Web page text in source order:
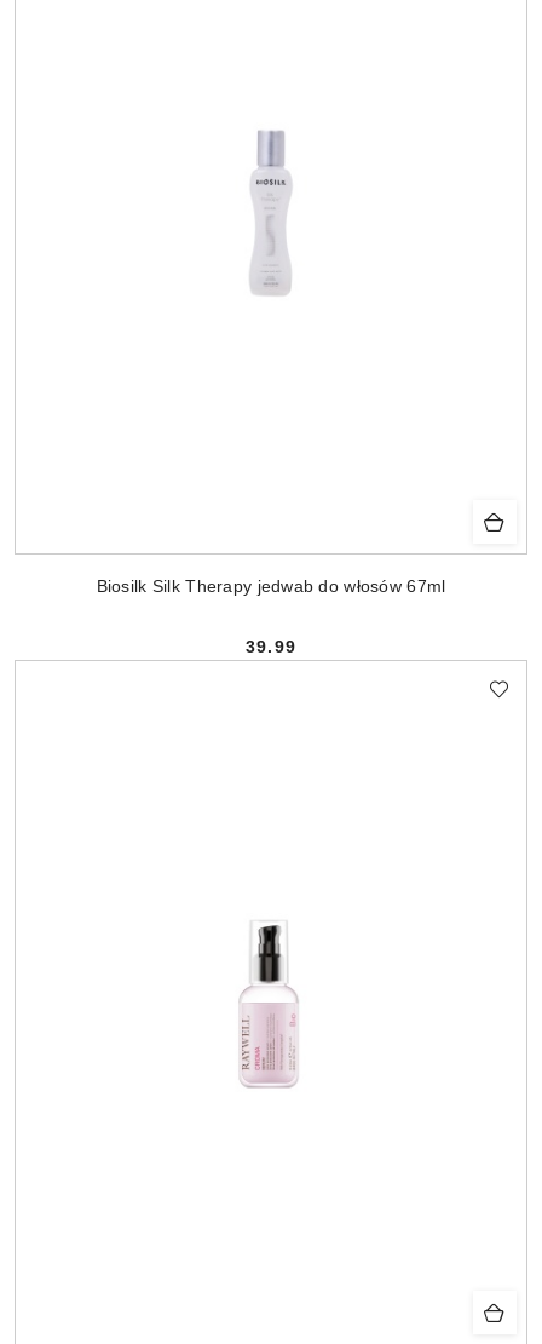
Biosilk Silk Therapy jedwab do włosów 67ml
Cena:
39.99